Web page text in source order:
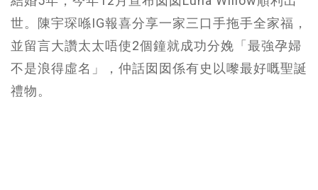
世。陳宇琛喺IG報喜分享一家三口手拖手全家福，
並留言大讚太太唔使2個鐘就成功分娩「最強孕婦
不是浪得虛名」，仲話囡囡係有史以嚟最好嘅聖誕
禮物。